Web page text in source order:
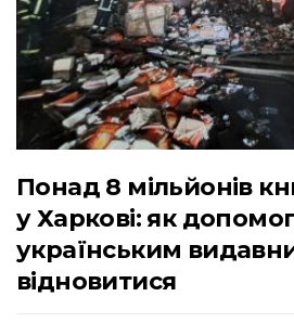
Понад 8 мільйонів
у Харкові: як
українським
відновитися